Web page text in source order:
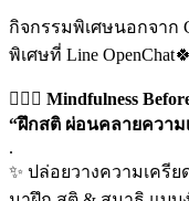
กิจกรรมพิเศษนอกจาก
พิเศษที่ Line
🧘🏻‍♀️ Mindfulness
“ฝึกสติ ผ่อนคลายควา
.
✨ ปล่อยวางความเครี